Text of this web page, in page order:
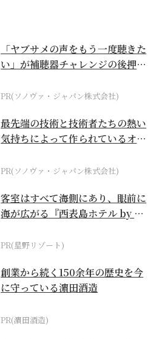
「ヤブサメの声をもう一度聴きた
い」が補聴器チャレンジの後押し
PR(ソノヴァ・ジャパン株式会社)
最先端の技術と技術者たちの熱い
気持ちによって作られているオー
PR(ソノヴァ・ジャパン株式会社)
客室はすべて海側にあり、眼前に
海が広がる『西表島ホテル by 星
PR(星野リゾート)
創業から続く150余年の歴史を今
に守っている濵田酒造
PR(濵田酒造)